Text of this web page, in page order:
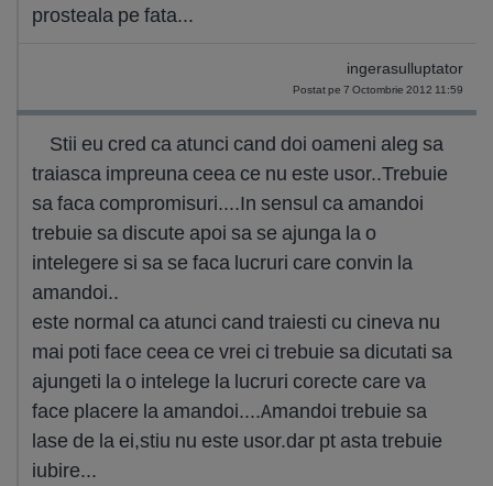
prosteala pe fata...
ingerasulluptator
Postat pe 7 Octombrie 2012 11:59
Stii eu cred ca atunci cand doi oameni aleg sa
traiasca impreuna ceea ce nu este usor..Trebuie
sa faca compromisuri....In sensul ca amandoi
trebuie sa discute apoi sa se ajunga la o
intelegere si sa se faca lucruri care convin la
amandoi..
este normal ca atunci cand traiesti cu cineva nu
mai poti face ceea ce vrei ci trebuie sa dicutati sa
ajungeti la o intelege la lucruri corecte care va
face placere la amandoi....Amandoi trebuie sa
lase de la ei,stiu nu este usor.dar pt asta trebuie
iubire...